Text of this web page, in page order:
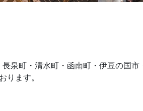
泉町・清水町・函南町・伊豆の国
ます。